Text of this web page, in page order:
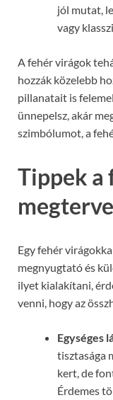
jól mutat,
vagy
A fehér virágok
hozzák közelebb
pillanatait is
ünnepelsz, akár
szimbólumot, a
Tippek a
Egy fehér
megnyugtató és
ilyet kialakítani,
venni, hogy az
Egységes
tisztasága
kert, de
Érdemes